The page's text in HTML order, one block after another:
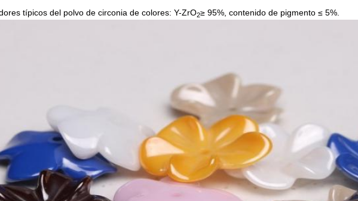
típicos del polvo de circonia de colores: Y-ZrO2≥ 95%, contenido de pigmento ≤ 5%.